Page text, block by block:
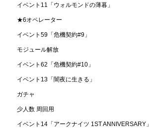
イベント11「ウォルモンドの薄暮」
★6オペレーター
イベント59「危機契約#9」
モジュール解放
イベント62「危機契約#10」
イベント13「闇夜に生きる」
ガチャ
少人数 周回用
イベント14「アークナイツ 1ST ANNIVERSARY」